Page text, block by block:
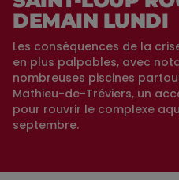
DEMAIN LUNDI
Les conséquences de la
en plus palpables, avec
nombreuses piscines
Mathieu-de-Tréviers, un
pour rouvrir le complexe
septembre.